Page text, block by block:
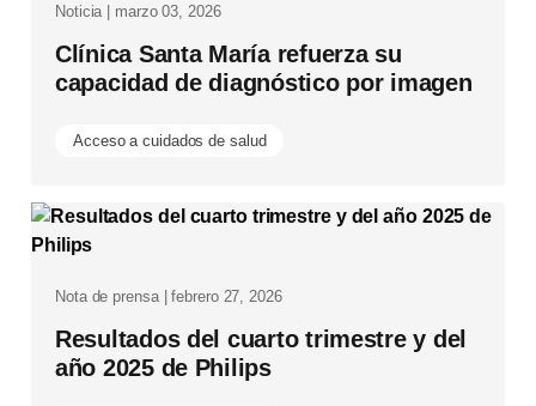
Noticia | marzo 03, 2026
Clínica Santa María refuerza su
capacidad de diagnóstico por imagen
Acceso a cuidados de salud
Nota de prensa | febrero 27, 2026
Resultados del cuarto trimestre y del
año 2025 de Philips